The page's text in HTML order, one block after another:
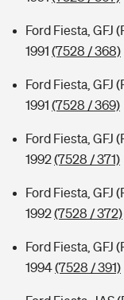
Ford Fiesta, GFJ
1991 (7528 / 368)
Ford Fiesta, GFJ
1991 (7528 / 369)
Ford Fiesta, GFJ
1992(7528 / 371)
Ford Fiesta, GFJ
1992(7528 / 372)
Ford Fiesta, GFJ
1994(7528 / 391)